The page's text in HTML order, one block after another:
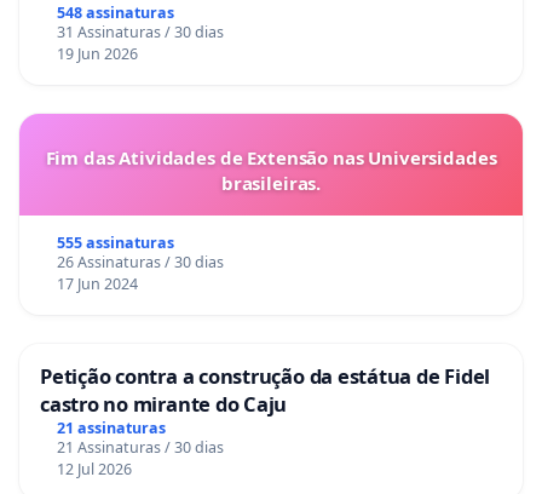
548 assinaturas
31 Assinaturas / 30 dias
19 Jun 2026
Fim das Atividades de Extensão nas Universidades
brasileiras.
555 assinaturas
26 Assinaturas / 30 dias
17 Jun 2024
Petição contra a construção da estátua de Fidel
castro no mirante do Caju
21 assinaturas
21 Assinaturas / 30 dias
12 Jul 2026